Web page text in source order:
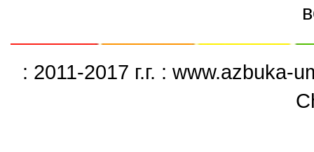
: 2011-2017 г.г. : www.azbuka-